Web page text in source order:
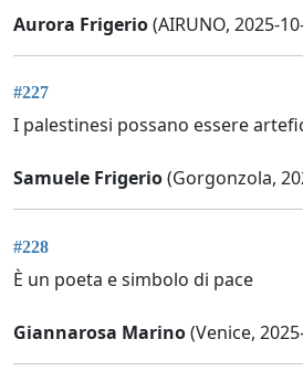
Aurora Frigerio(AIRUNO, 2025-
#227
I palestinesi possano essere
Samuele Frigerio(Gorgonzola,
#228
È un poeta e simbolo di pace
Giannarosa Marino(Venice,